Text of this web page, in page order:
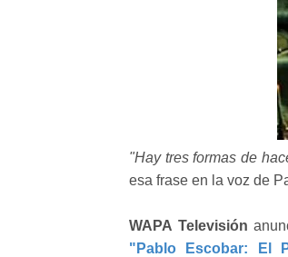
"Hay tres formas de
esa frase en la voz de
WAPA Televisión
"Pablo Escobar: El